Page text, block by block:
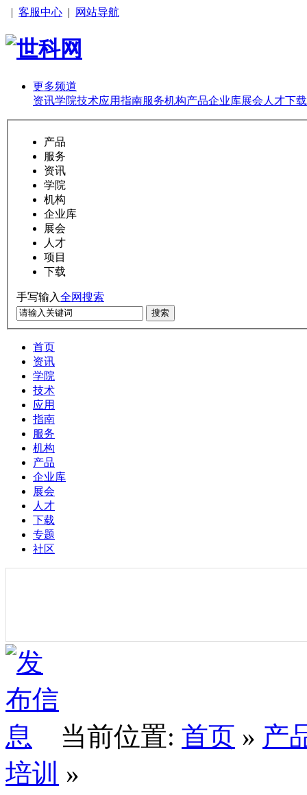
| 客服中心 | 网站导航
更多频道
资讯学院技术应用指南服务机构产品企业库展会 人才下载
产品
服务
资讯
学院
机构
企业库
展会
人才
项目
下载
手写输入全网搜索
搜索
首页
资讯
学院
技术
应用
指南
服务
机构
产品
企业库
展会
人才
下载
专题
社区
当前位置: 首页 » 产
培训 »